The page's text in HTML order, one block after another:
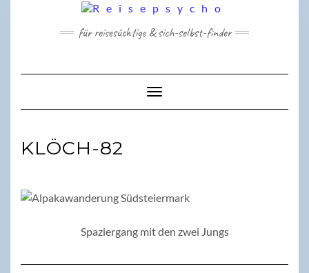
für reisesüchtige & sich-selbst-finder
Toggle Navigation
KLÖCH-82
Spaziergang mit den zwei Jungs